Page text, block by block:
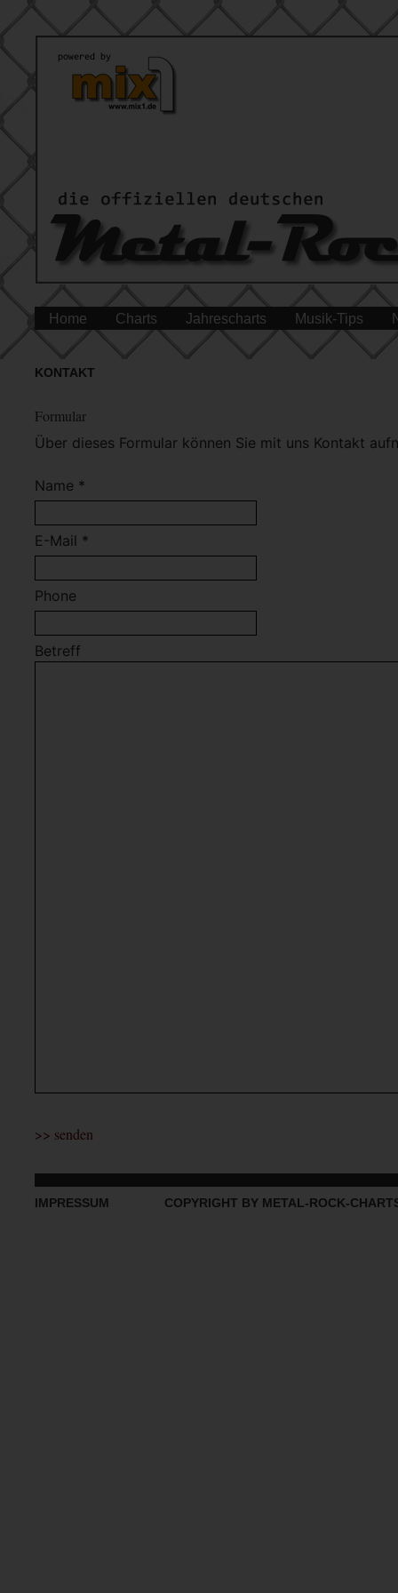
Home Charts Jahrescharts Musik-Tips
KONTAKT
Formular
Über dieses Formular können Sie mit uns Kontakt
Name *
E-Mail *
Phone
Betreff
IMPRESSUM COPYRIGHT BY METAL-ROCK-